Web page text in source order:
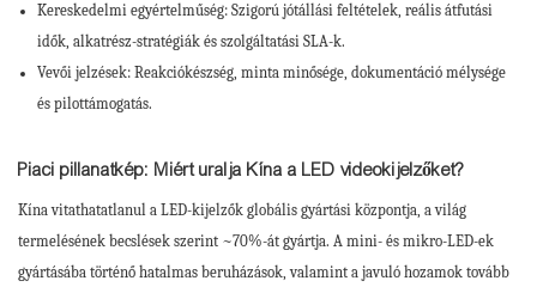
Kereskedelmi egyértelműség: Szigorú jótállási feltételek, reális átfutási
idők, alkatrész-stratégiák és szolgáltatási SLA-k.
Vevői jelzések: Reakciókészség, minta minősége, dokumentáció mélysége
és pilottámogatás.
Piaci pillanatkép: Miért uralja Kína a LED videokijelzőket?
Kína vitathatatlanul a LED-kijelzők globális gyártási központja, a világ
termelésének becslések szerint ~70%-át gyártja. A mini- és mikro-LED-ek
gyártásába történő hatalmas beruházások, valamint a javuló hozamok tovább